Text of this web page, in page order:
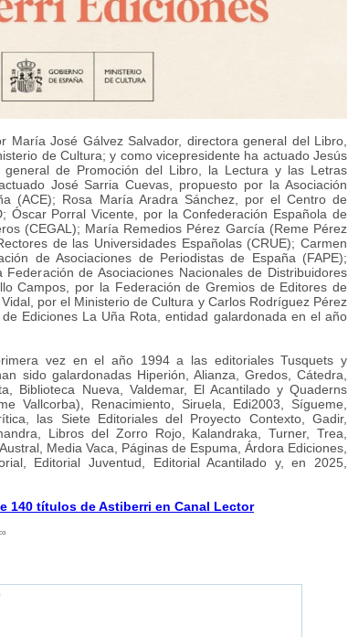
María José Gálvez Salvador, directora general del Libro,
de Cultura; y como vicepresidente ha actuado Jesús
general de Promoción del Libro, la Lectura y las Letras
José Sarria Cuevas, propuesto por la Asociación
(ACE); Rosa María Aradra Sánchez, por el Centro de
Óscar Porral Vicente, por la Confederación Española de
(CEGAL); María Remedios Pérez García (Reme Pérez
de las Universidades Españolas (CRUE); Carmen
de Asociaciones de Periodistas de España (FAPE);
de Asociaciones Nacionales de Distribuidores
Campos, por la Federación de Gremios de Editores de
por el Ministerio de Cultura y Carlos Rodríguez Pérez
Ediciones La Uña Rota, entidad galardonada en el año
vez en el año 1994 a las editoriales Tusquets y
sido galardonadas Hiperión, Alianza, Gredos, Cátedra,
Biblioteca Nueva, Valdemar, El Acantilado y Quaderns
Vallcorba), Renacimiento, Siruela, Edi2003, Sígueme,
las Siete Editoriales del Proyecto Contexto, Gadir,
Libros del Zorro Rojo, Kalandraka, Turner, Trea,
Media Vaca, Páginas de Espuma, Árdora Ediciones,
Editorial Juventud, Editorial Acantilado y, en 2025,
140 títulos de Astiberri en Canal Lector